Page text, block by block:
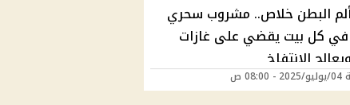
البطن خلاص.. مشروب سحري
كل بيت يقضي على غازات
الانتفاخ
ص